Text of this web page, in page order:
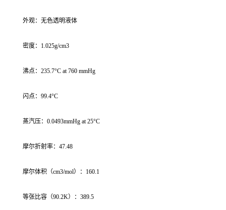
外观：无色透明液体
密度：1.025g/cm3
沸点：235.7°C at 760 mmHg
闪点：99.4°C
蒸汽压：0.0493mmHg at 25°C
摩尔折射率：47.48
摩尔体积（cm3/mol）：160.1
等张比容（90.2K）：389.5